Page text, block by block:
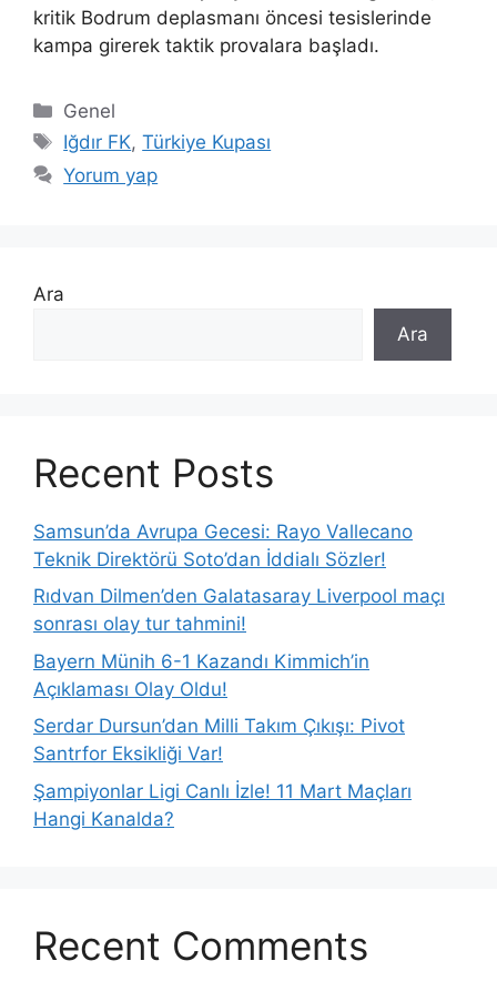
kritik Bodrum deplasmanı öncesi tesislerinde
kampa girerek taktik provalara başladı.
Kategoriler
Genel
Etiketler
Iğdır FK,Türkiye Kupası
Yorum yap
Ara
Ara
Recent Posts
Samsun’da Avrupa Gecesi: Rayo Vallecano
Teknik Direktörü Soto’dan İddialı Sözler!
Rıdvan Dilmen’den Galatasaray Liverpool maçı
sonrası olay tur tahmini!
Bayern Münih 6-1 Kazandı Kimmich’in
Açıklaması Olay Oldu!
Serdar Dursun’dan Milli Takım Çıkışı: Pivot
Santrfor Eksikliği Var!
Şampiyonlar Ligi Canlı İzle! 11 Mart Maçları
Hangi Kanalda?
Recent Comments